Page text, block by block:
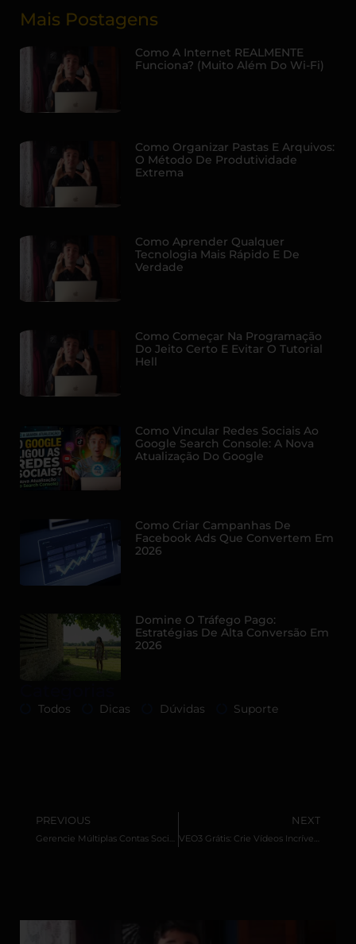
Mais Postagens
Como A Internet REALMENTE
Funciona? (Muito Além Do Wi-Fi)
Como Organizar Pastas E Arquivos:
O Método De Produtividade
Extrema
Como Aprender Qualquer
Tecnologia Mais Rápido E De
Verdade
Como Começar Na Programação
Do Jeito Certo E Evitar O Tutorial
Hell
Como Vincular Redes Sociais Ao
Google Search Console: A Nova
Atualização Do Google
Como Criar Campanhas De
Facebook Ads Que Convertem Em
2026
Domine O Tráfego Pago:
Estratégias De Alta Conversão Em
2026
Todos Dicas Dúvidas Suporte
PREVIOUS NEXT